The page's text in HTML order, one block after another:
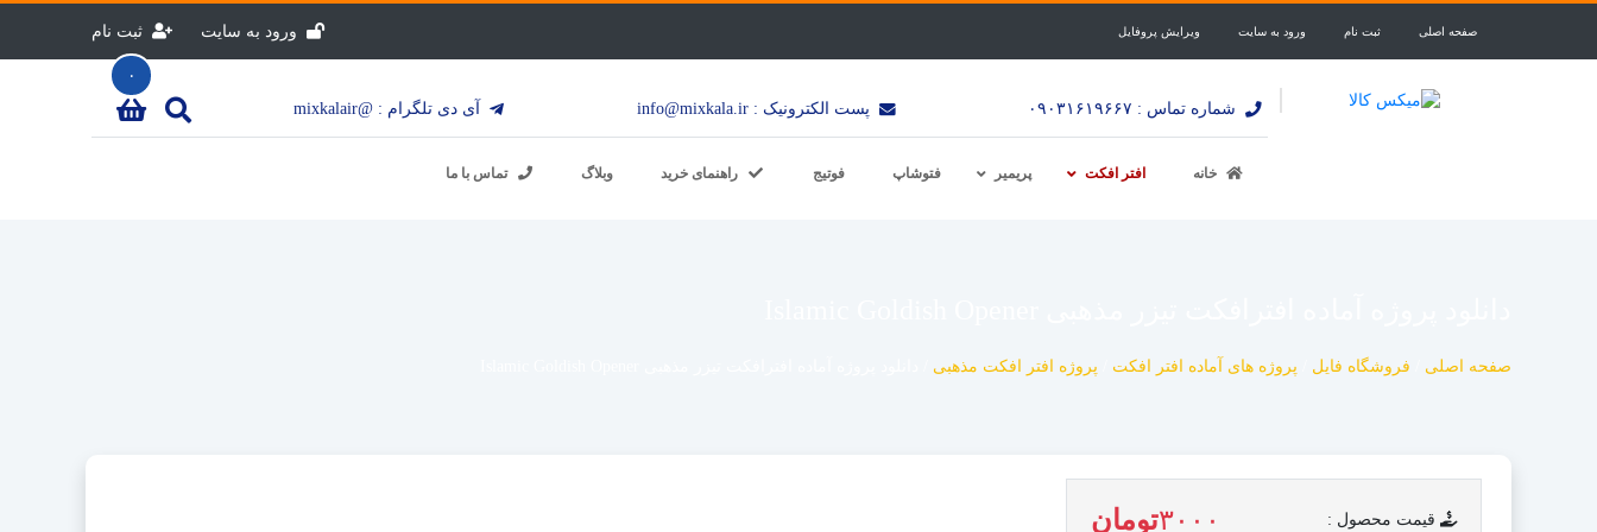
صفحه اصلی ثبت نام ورود به سایت ویرایش پروفایل ثبت نام ورود به سایت
شماره تماس : ۰۹۰۳۱۶۱۹۶۶۷ پست الکترونیک : info@mixkala.ir آی دی تلگرام : @mixkalair
۰
خانه افتر افکت پریمیر فتوشاپ فوتیج راهنمای خرید وبلاگ تماس با ما
صفحه اصلی فروشگاه فایل پروژه های آماده افتر افکت پروژه افتر افکت مذهبی
قیمت محصول : ۳۰۰۰تومان